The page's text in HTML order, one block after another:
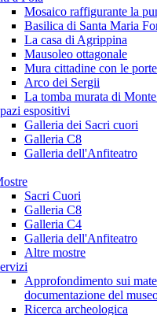
Mosaico raffigurante la
Basilica di Santa Maria
La casa di Agrippina
Mausoleo ottagonale
Mura cittadine con le porte
Arco dei Sergii
La tomba murata di
espositivi
Galleria dei Sacri cuori
Galleria C8
Galleria dell'Anfiteatro
Sacri Cuori
Galleria C8
Galleria C4
Galleria dell'Anfiteatro
Altre mostre
Approfondimento sui
documentazione del
Ricerca archeologica